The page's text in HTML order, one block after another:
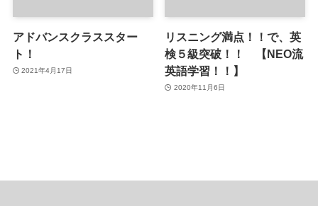
アドバンスクラススター
ト！
2021年4月17日
リスニング満点！！で、英
検５級突破！！ 【NEO流
英語学習！！】
2020年11月6日